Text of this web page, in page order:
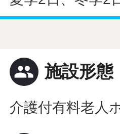
people 施設形態
介護付有料老人